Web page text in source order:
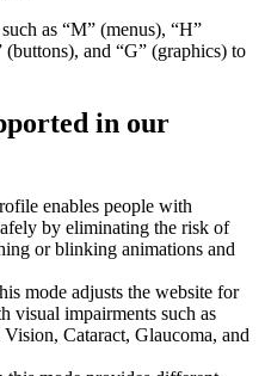
as “M” (menus), “H”
and “G” (graphics) to
in our
enables people with
by eliminating the risk of
or blinking animations and
mode adjusts the website for
visual impairments such as
Cataract, Glaucoma, and